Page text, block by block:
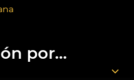
por...